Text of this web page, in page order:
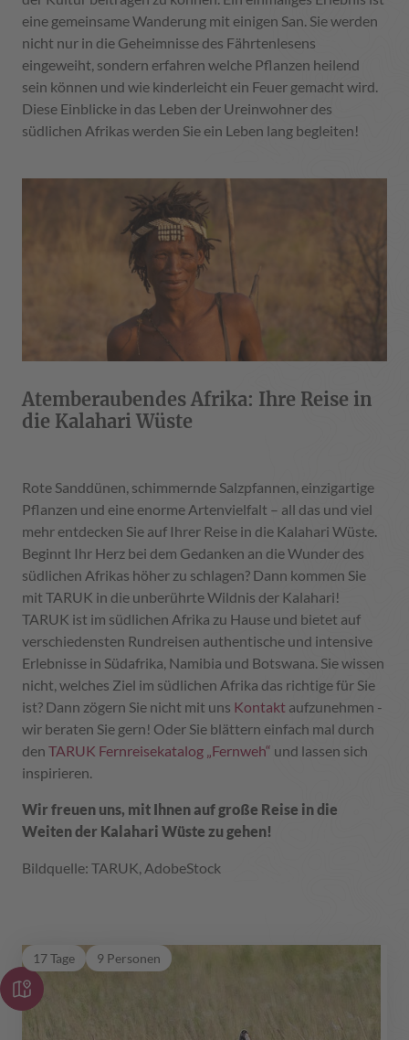
eine gemeinsame Wanderung mit einigen San. Sie werden
nicht nur in die Geheimnisse des Fährtenlesens
eingeweiht, sondern erfahren welche Pflanzen heilend
sein können und wie kinderleicht ein Feuer gemacht wird.
Diese Einblicke in das Leben der Ureinwohner des
südlichen Afrikas werden Sie ein Leben lang begleiten!
Atemberaubendes Afrika: Ihre Reise in
die Kalahari Wüste
Rote Sanddünen, schimmernde Salzpfannen, einzigartige
Pflanzen und eine enorme Artenvielfalt – all das und viel
mehr entdecken Sie auf Ihrer Reise in die Kalahari Wüste.
Beginnt Ihr Herz bei dem Gedanken an die Wunder des
südlichen Afrikas höher zu schlagen? Dann kommen Sie
mit TARUK in die unberührte Wildnis der Kalahari!
TARUK ist im südlichen Afrika zu Hause und bietet auf
verschiedensten Rundreisen authentische und intensive
Erlebnisse in Südafrika, Namibia und Botswana. Sie wissen
nicht, welches Ziel im südlichen Afrika das richtige für Sie
ist? Dann zögern Sie nicht mit uns Kontakt aufzunehmen -
wir beraten Sie gern! Oder Sie blättern einfach mal durch
den TARUK Fernreisekatalog „Fernweh“ und lassen sich
inspirieren.
Wir freuen uns, mit Ihnen auf große Reise in die
Weiten der Kalahari Wüste zu gehen!
Bildquelle: TARUK, AdobeStock
17 Tage 9 Personen
Ruf der Wildnis
Botswana/Simbabwe
Die Wildnis von Simbabwe & Botswana: mit